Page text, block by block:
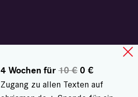
4 Wochen für10 €0 €
Zugang zu allen Texten auf